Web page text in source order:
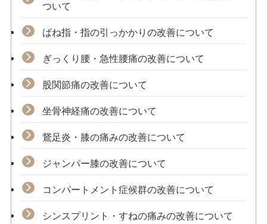
ついて
ばね指・指の引っかかりの改善について
ぎっくり腰・急性腰痛の改善について
股関節痛の改善について
坐骨神経痛の改善について
鵞足炎・膝の痛みの改善について
ジャンパー膝の改善について
コンパートメント症候群の改善について
シンスプリント・すねの痛みの改善について